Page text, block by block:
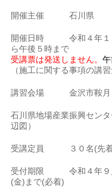
開催主催 石川県
開催日時 令和４年１
ら午後５時まで
受講票は発送しません。
（施工に関する事項の講
講習会場 金沢市鞍月
石川県地場産業振興セン
辺図）
受講定員 ３０名(先
受付期限 令和４年９月
(金)まで(必着)